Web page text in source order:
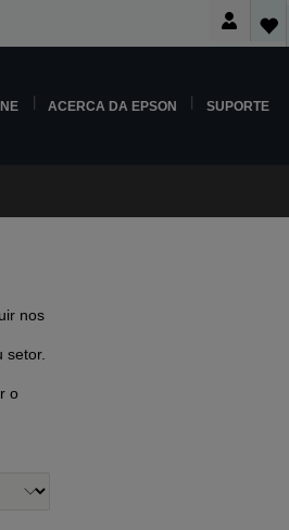
ACERCA DA EPSON SUPORTE
nos
setor.
o